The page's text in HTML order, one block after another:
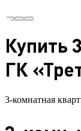
Купить
ГК
3-комнатная